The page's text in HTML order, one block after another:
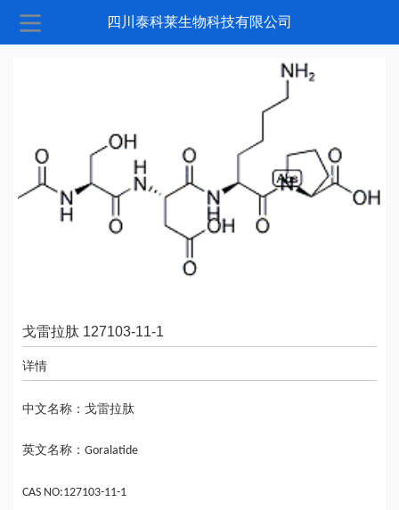
四川泰科莱生物科技有限公司
戈雷拉肽 127103-11-1
详情
中文名称：戈雷拉肽
英文名称： Goralatide
CAS NO:127103-11-1